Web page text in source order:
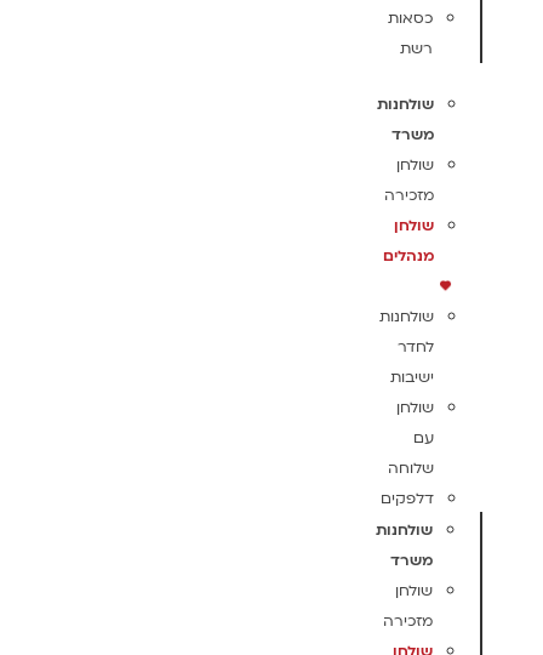
כסאות
רשת
שולחנות
משרד
שולחן
מזכירה
שולחן
מנהלים
שולחנות
לחדר
ישיבות
שולחן
עם
שלוחה
דלפקים
שולחנות
משרד
שולחן
מזכירה